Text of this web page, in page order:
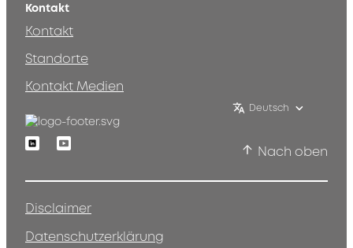
Kontakt
Kontakt
Standorte
Kontakt Medien
Deutsch
LinkedinYoutube
Nach oben
Disclaimer
Datenschutzerklärung